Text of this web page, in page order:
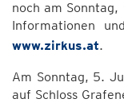
noch am
Informationen
www.zirkus.at.
Am Sonntag, 5.
auf Schloss